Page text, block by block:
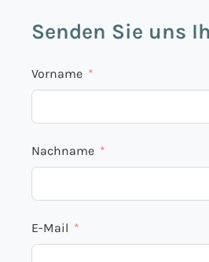
Senden Sie uns
Vorname
Nachname
E-Mail